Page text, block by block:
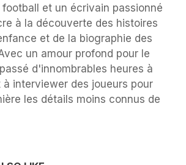
football et un écrivain passionné
à la découverte des histoires
et de la biographie des
un amour profond pour le
d'innombrables heures à
interviewer des joueurs pour
les détails moins connus de